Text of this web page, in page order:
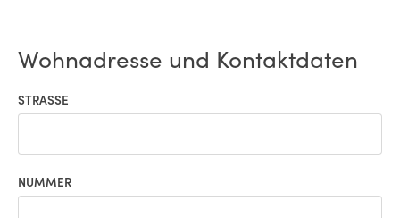
Wohnadresse und Kontaktdaten
STRASSE
NUMMER